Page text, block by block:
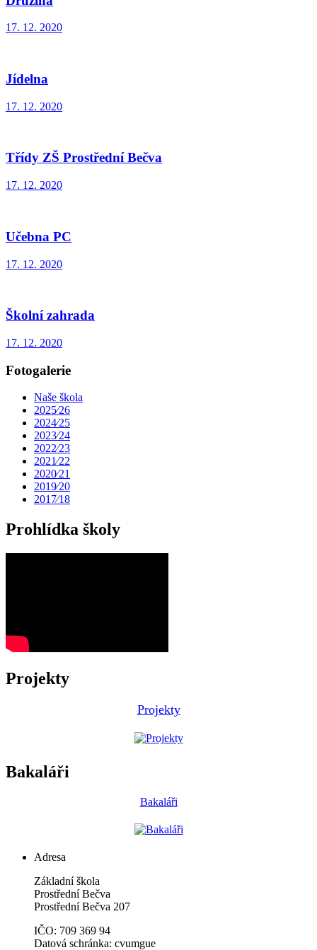
17. 12. 2020
Jídelna
17. 12. 2020
Třídy ZŠ Prostřední Bečva
17. 12. 2020
Učebna PC
17. 12. 2020
Školní zahrada
17. 12. 2020
Fotogalerie
Naše škola
2025⁄26
2024⁄25
2023⁄24
2022⁄23
2021⁄22
2020⁄21
2019⁄20
2017⁄18
Prohlídka školy
Projekty
Projekty
Bakaláři
Bakaláři
Adresa
Základní škola
Prostřední Bečva
Prostřední Bečva 207
IČO: 709 369 94
Datová schránka: cvumgue